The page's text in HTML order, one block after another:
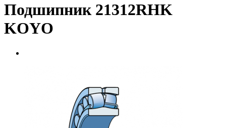
Подшипник 21312RHK
KOYO